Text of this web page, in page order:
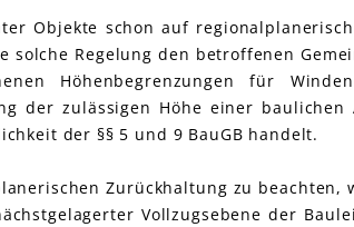
Objekte schon auf
Regelung den betroffenen
Höhenbegrenzungen für
der zulässigen Höhe einer
der §§ 5 und 9 BauGB handelt.
Zurückhaltung zu beachten,
Vollzugsebene der